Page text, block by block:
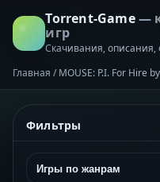
Torrent-Game—
игр
Скачивания, описания,
Главная / MOUSE: P.I. For Hire
Фильтры
Игры по жанрам